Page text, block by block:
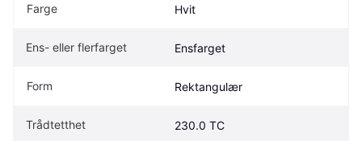
Farge Hvit
Ens- eller flerfarget Ensfarget
Form Rektangulær
Trådtetthet 230.0 TC